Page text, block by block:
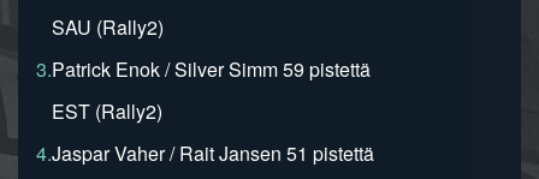
SAU (Rally2)
3.Patrick Enok / Silver Simm 59 pistettä
EST (Rally2)
4.Jaspar Vaher / Rait Jansen 51 pistettä